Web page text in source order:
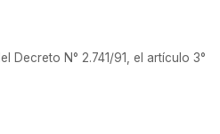
Decreto N° 2.741/91, el artículo 3°